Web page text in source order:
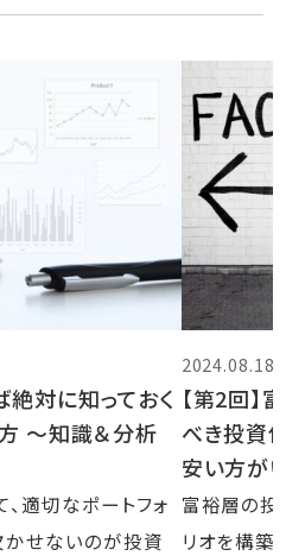
絶対に知っておく
〜知識＆分析
適切なポートフォ
かせないのが投資
2024.08.18
【第2回】
べき投資
安い方が
富裕層の投
リオを構